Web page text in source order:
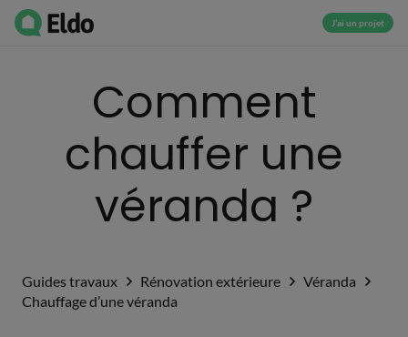
J’ai un projet
Comment
chauffer une
véranda ?
Guides travaux Rénovation extérieure
Véranda
Chauffage d’une véranda